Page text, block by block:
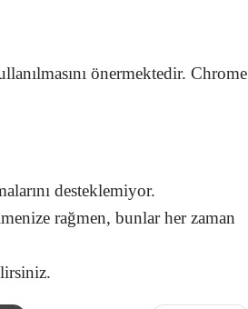
önermektedir. Chrome
desteklemiyor.
rağmen, bunlar her zaman